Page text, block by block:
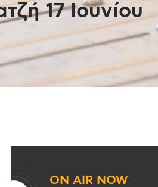
17 Ιουνίου
ON AIR NOW